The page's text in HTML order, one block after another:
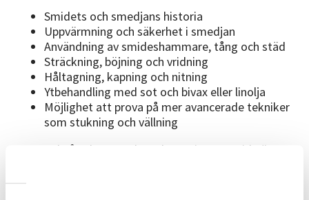
Smidets och smedjans historia
Uppvärmning och säkerhet i smedjan
Användning av smideshammare, tång och städ
Sträckning, böjning och vridning
Håltagning, kapning och nitning
Ytbehandling med sot och bivax eller linolja
Möjlighet att prova på mer avancerade tekniker
som stukning och vällning
Exempel på saker som kan skapas i svartsmide är
blomstöd, konsoler och tusen fantastiska saker till!